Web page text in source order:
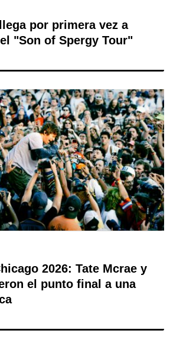
por primera vez a
"Son of Spergy Tour"
2026: Tate Mcrae y
el punto final a una